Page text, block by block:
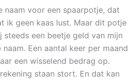
naam voor een spaarpotje, dat
ik geen kaas lust. Maar dit potje
een beetje geld van mijn
Een aantal keer per maand
een wisselend bedrag op.
staan stort. En dat kan